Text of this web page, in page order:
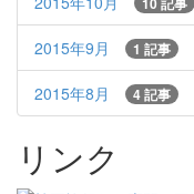
2015年9月 1 記事
2015年8月 4 記事
リンク